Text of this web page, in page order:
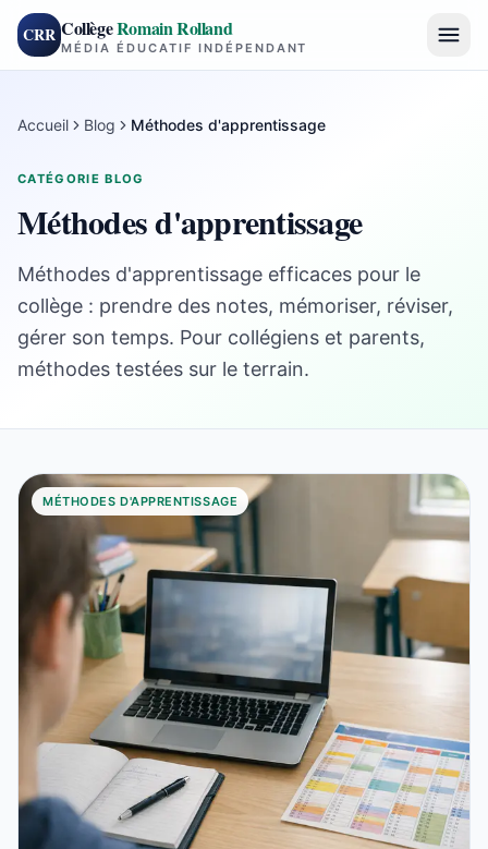
CRR CollègeRomain Rolland
MÉDIA ÉDUCATIF INDÉPENDANT
Accueil Blog Méthodes d'apprentissage
CATÉGORIE BLOG
Méthodes d'apprentissage
Méthodes d'apprentissage efficaces pour le
collège : prendre des notes, mémoriser, réviser,
gérer son temps. Pour collégiens et parents,
méthodes testées sur le terrain.
MÉTHODES D'APPRENTISSAGE